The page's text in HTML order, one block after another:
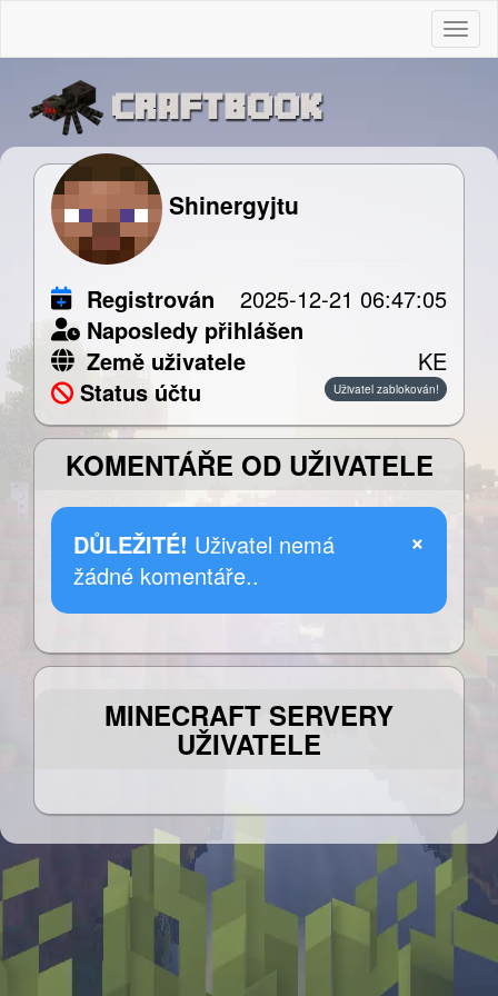
Shinergyjtu
Registrován
2025-12-21 06:47:05
Naposledy přihlášen
Země uživatele
KE
Status účtu
Uživatel zablokován!
KOMENTÁŘE OD UŽIVATELE
×
DŮLEŽITÉ! Uživatel nemá
žádné komentáře..
MINECRAFT SERVERY
UŽIVATELE